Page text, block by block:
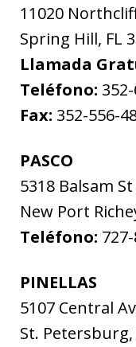
11020
Spring Hill, FL
Llamada
Teléfono:
Fax: 352-556-
PASCO
5318 Balsam
New Port
Teléfono:
PINELLAS
5107 Central
St. Petersburg,